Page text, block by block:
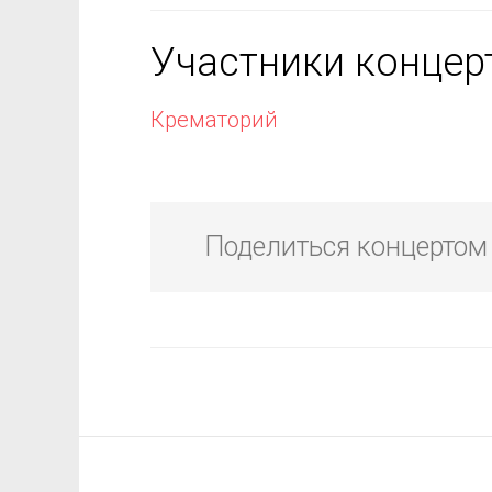
Участники
Крематорий
Поделиться концертом